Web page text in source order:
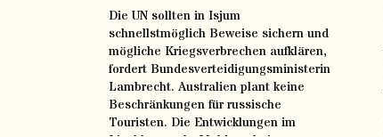
Die UN sollten in Isjum
schnellstmöglich Beweise sichern und
mögliche Kriegsverbrechen aufklären,
fordert Bundesverteidigungsministerin
Lambrecht. Australien plant keine
Beschränkungen für russische
Touristen. Die Entwicklungen im